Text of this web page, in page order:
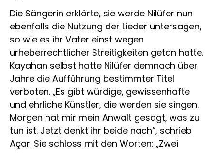
Die Sängerin erklärte, sie werde Nilüfer nun
ebenfalls die Nutzung der Lieder untersagen,
so wie es ihr Vater einst wegen
urheberrechtlicher Streitigkeiten getan hatte.
Kayahan selbst hatte Nilüfer demnach über
Jahre die Aufführung bestimmter Titel
verboten. „Es gibt würdige, gewissenhafte
und ehrliche Künstler, die werden sie singen.
Morgen hat mir mein Anwalt gesagt, was zu
tun ist. Jetzt denkt ihr beide nach“, schrieb
Açar. Sie schloss mit den Worten: „Zwei